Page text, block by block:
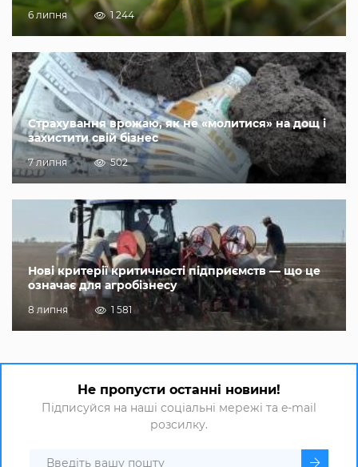
6 липня 1 244
Страхування врожаю, як не «молитися» на дощ і
захистити свій бізнес
7 липня 502
Нові критерії критичності підприємств — що це
означає для агробізнесу
8 липня 1 581
Не пропусти останні новини!
Підписуйся на наші соціальні мережі та e-mail
розсилку.